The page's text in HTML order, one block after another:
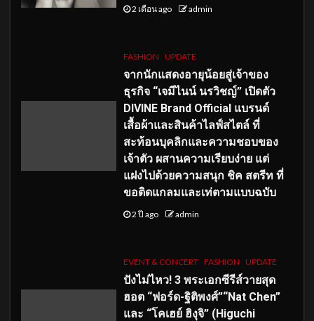
2 เดือน ago admin
FASHION UPDATE
จากนักแสดงอายุน้อยสู่เจ้าของ
ธุรกิจ “เจมีไนน์ นรวิชญ์” เปิดตัว
DIVINE Brand Official แบรนด์
เสื้อผ้าและสินค้าไลฟ์สไตล์ ที่
สะท้อนบุคลิกและความชอบของ
เจ้าตัว ผสานความเรียบง่าย แต่
แฝงไปด้วยความสนุก ชิค สตรีท ที่
ขอติดแกลมและเท่ตามแบบฉบับ
2 ปี ago admin
EVENT & CONCERT FASHION UPDATE
ปังไม่ไหว! 3 พระเอกซีรีส์วายสุด
ฮอต “ฟอร์ด-ฐิติพงศ์”“Nat Chen”
และ “โคเฮย์ ฮิงุจิ” (Higuchi